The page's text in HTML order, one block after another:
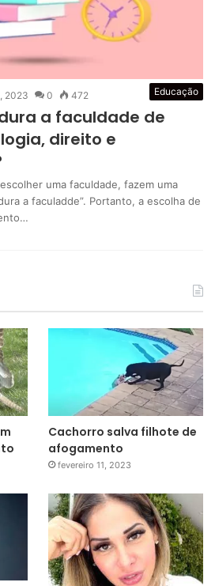
Educação
2023 0 472
a faculdade de
direito e
uma faculdade, fazem uma
a faculadde”. Portanto, a escolha de
Cachorro salva filhote de
afogamento
fevereiro 11, 2023